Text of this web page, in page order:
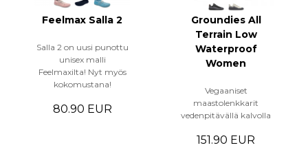
Feelmax Salla 2
Salla 2 on uusi punottu
unisex malli
Feelmaxilta! Nyt myös
kokomustana!
80.90 EUR
Groundies All
Terrain Low
Waterproof
Women
Vegaaniset
maastolenkkarit
vedenpitävällä kalvolla
151.90 EUR